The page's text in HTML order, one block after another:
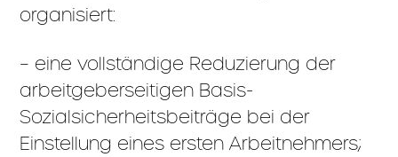
organisiert:
– eine vollständige Reduzierung der
arbeitgeberseitigen Basis-
Sozialsicherheitsbeiträge bei der
Einstellung eines ersten Arbeitnehmers;